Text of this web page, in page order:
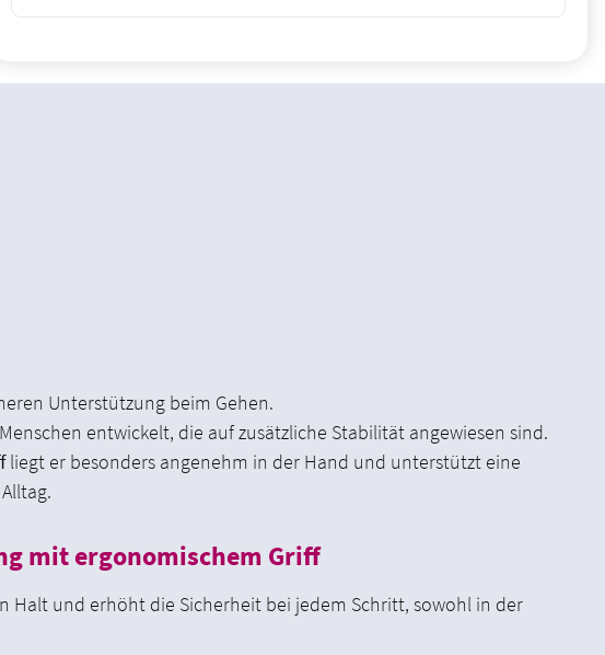
Unterstützung beim Gehen.
entwickelt, die auf zusätzliche Stabilität angewiesen sind.
liegt er besonders angenehm in der Hand und unterstützt eine
mit ergonomischem Griff
Halt und erhöht die Sicherheit bei jedem Schritt, sowohl in der